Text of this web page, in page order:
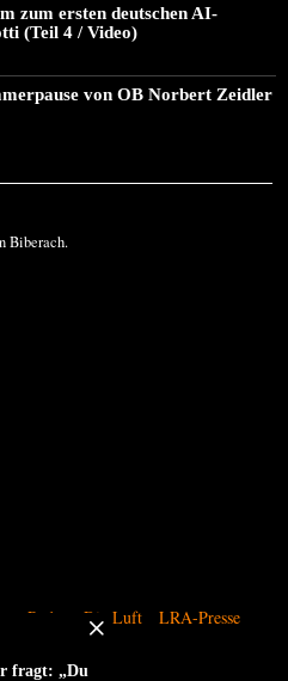
zum ersten deutschen AI-
(Teil 4 / Video)
von OB Norbert Zeidler
Biberach.
Radar Die Luft LRA-Presse
fragt: „Du